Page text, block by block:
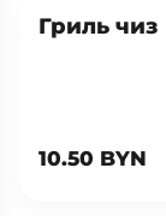
Гриль чиз
10.50 BYN